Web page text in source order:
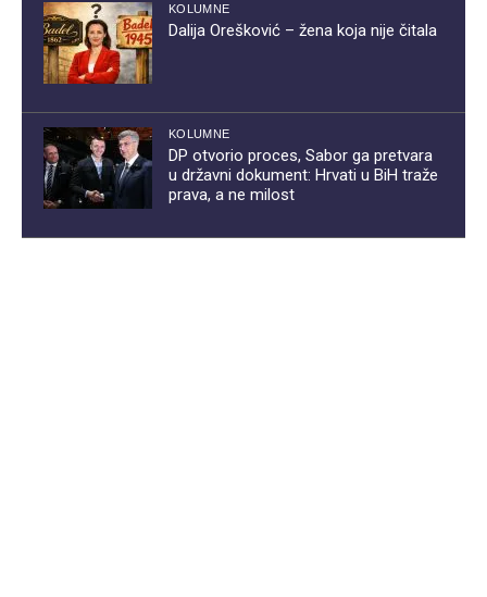
KOLUMNE
Dalija Orešković – žena koja nije čitala
KOLUMNE
DP otvorio proces, Sabor ga pretvara
u državni dokument: Hrvati u BiH traže
prava, a ne milost